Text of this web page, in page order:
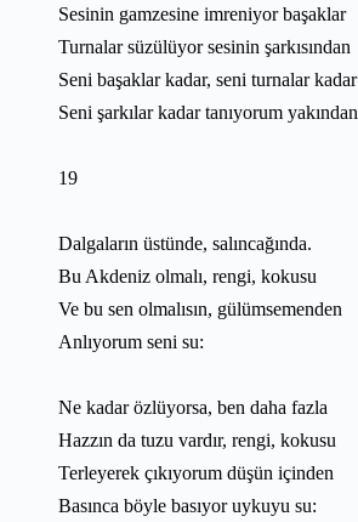
Sesinin gamzesine imreniyor başaklar
Turnalar süzülüyor sesinin şarkısından
Seni başaklar kadar, seni turnalar kadar
Seni şarkılar kadar tanıyorum yakından
19
Dalgaların üstünde, salıncağında.
Bu Akdeniz olmalı, rengi, kokusu
Ve bu sen olmalısın, gülümsemenden
Anlıyorum seni su:
Ne kadar özlüyorsa, ben daha fazla
Hazzın da tuzu vardır, rengi, kokusu
Terleyerek çıkıyorum düşün içinden
Basınca böyle basıyor uykuyu su: